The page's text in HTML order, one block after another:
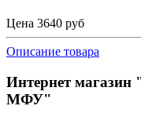
Цена 3640 руб
Описание товара
Интернет
МФУ"